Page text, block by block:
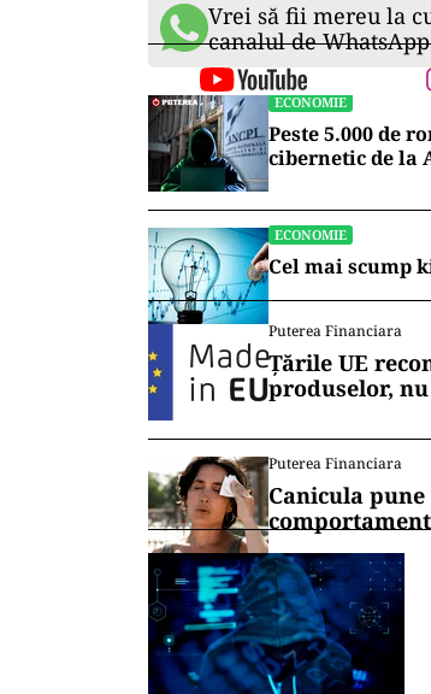
Vrei să fii mereu la
canalul de WhatsApp
ECONOMIE
Peste 5.000 de
cibernetic de la
ECONOMIE
Cel mai scump
Puterea Financiara
Țările UE
produselor,
Puterea Financiara
Canicula